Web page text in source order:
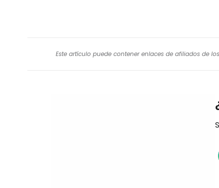
Este artículo puede contener enlaces de afiliados de